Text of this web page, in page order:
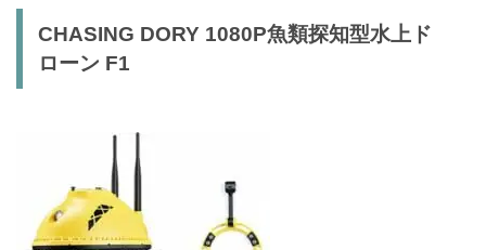
CHASING DORY 1080P魚類探知型水上ド
ローン F1